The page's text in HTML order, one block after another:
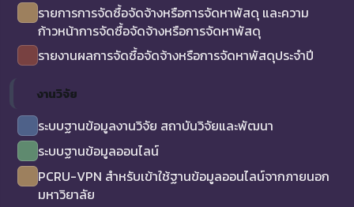
รายการการจัดซื้อจัดจ้างหรือการจัดหาพัสดุ และความ
ก้าวหน้าการจัดซื้อจัดจ้างหรือการจัดหาพัสดุ
รายงานผลการจัดซื้อจัดจ้างหรือการจัดหาพัสดุประจำปี
งานวิจัย
ระบบฐานข้อมูลงานวิจัย สถาบันวิจัยและพัฒนา
ระบบฐานข้อมูลออนไลน์
PCRU-VPN สำหรับเข้าใช้ฐานข้อมูลออนไลน์จากภายนอก
มหาวิยาลัย